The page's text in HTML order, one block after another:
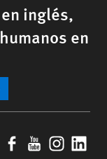
inglés,
en
Facebook
YouTube